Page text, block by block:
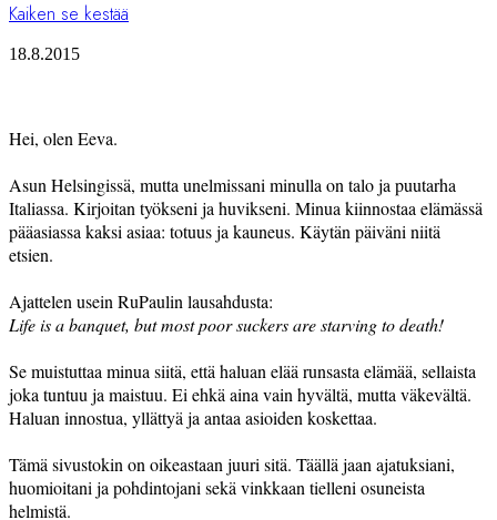
Kaiken se kestää
18.8.2015
Hei, olen Eeva.
Asun Helsingissä, mutta unelmissani minulla on talo ja puutarha
Italiassa. Kirjoitan työkseni ja huvikseni. Minua kiinnostaa elämässä
pääasiassa kaksi asiaa: totuus ja kauneus. Käytän päiväni niitä
etsien.
Ajattelen usein RuPaulin lausahdusta:
Life is a banquet, but most poor suckers are starving to death!
Se muistuttaa minua siitä, että haluan elää runsasta elämää, sellaista
joka tuntuu ja maistuu. Ei ehkä aina vain hyvältä, mutta väkevältä.
Haluan innostua, yllättyä ja antaa asioiden koskettaa.
Tämä sivustokin on oikeastaan juuri sitä. Täällä jaan ajatuksiani,
huomioitani ja pohdintojani sekä vinkkaan tielleni osuneista
helmistä.